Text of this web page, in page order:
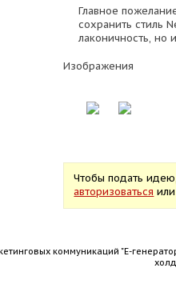
Главное
сохранить стиль
лаконичность, но
Изображения
Чтобы подать
авторизоваться
коммуникаций "Е-